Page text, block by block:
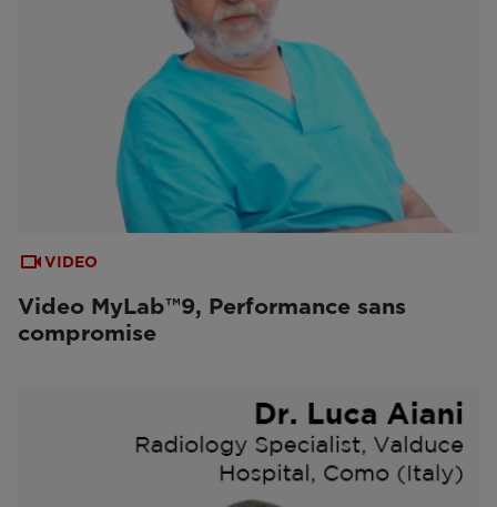
VIDEO
Video MyLab™9, Performance sans
compromise